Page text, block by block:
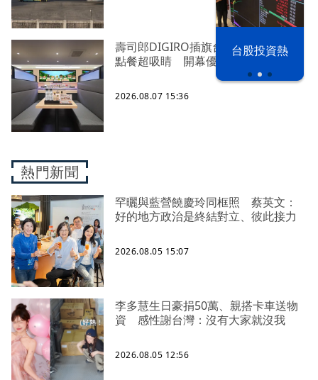
漢光42演習 台股投資熱
壽司郎DIGIRO插旗台南！150吋巨幕
點餐超吸睛 開幕優惠懶人包曝光
2026.08.07 15:36
熱門新聞
罕曬與藍營饒慶玲同框照 蔡英文：
好的地方政治是終結對立、彼此接力
2026.08.05 15:07
李多慧生日豪捐50萬、親搭卡車送物
資 感性謝台灣：沒有大家就沒我
2026.08.05 12:56